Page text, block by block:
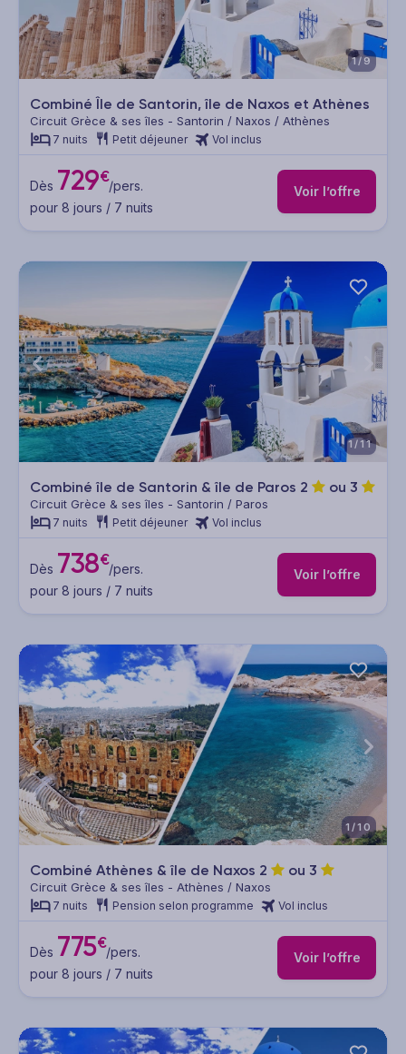
1/9
Combiné Île de Santorin, île de Naxos et Athènes
Circuit Grèce & ses îles - Santorin / Naxos / Athènes
7 nuits Petit déjeuner Vol inclus
Dès 729€/pers.
pour 8 jours / 7 nuits
Voir l’offre
1/11
Combiné île de Santorin & île de Paros 2 ou 3
Circuit Grèce & ses îles - Santorin / Paros
7 nuits Petit déjeuner Vol inclus
Dès 738€/pers.
pour 8 jours / 7 nuits
Voir l’offre
1/10
Combiné Athènes & île de Naxos 2 ou 3
Circuit Grèce & ses îles - Athènes / Naxos
7 nuits Pension selon programme Vol inclus
Dès 775€/pers.
pour 8 jours / 7 nuits
Voir l’offre